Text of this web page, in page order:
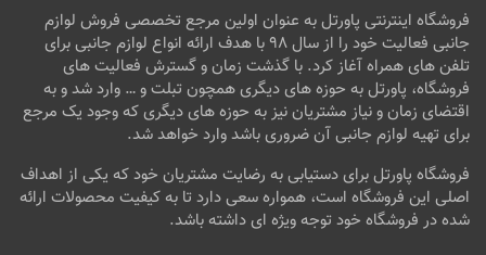
فروشگاه اینترنتی پاورتل به عنوان اولین مرجع تخصصی فروش لوازم
جانبی فعالیت خود را از سال ۹۸ با هدف ارائه انواع لوازم جانبی برای
تلفن های همراه آغاز کرد. با گذشت زمان و گسترش فعالیت های
فروشگاه، پاورتل به حوزه های دیگری همچون تبلت و … وارد شد و به
اقتضای زمان و نیاز مشتریان نیز به حوزه های دیگری که وجود یک مرجع
برای تهیه لوازم جانبی آن ضروری باشد وارد خواهد شد.
فروشگاه پاورتل برای دستیابی به رضایت مشتریان خود که یکی از اهداف
اصلی این فروشگاه است، همواره سعی دارد تا به کیفیت محصولات ارائه
شده در فروشگاه خود توجه ویژه ای داشته باشد.